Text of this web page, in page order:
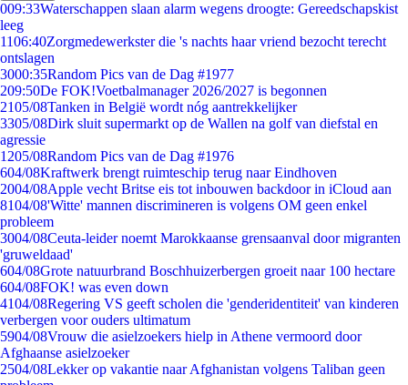
009:33Waterschappen slaan alarm wegens droogte: Gereedschapskist
leeg
1106:40Zorgmedewerkster die 's nachts haar vriend bezocht terecht
ontslagen
3000:35Random Pics van de Dag #1977
209:50De FOK!Voetbalmanager 2026/2027 is begonnen
2105/08Tanken in België wordt nóg aantrekkelijker
3305/08Dirk sluit supermarkt op de Wallen na golf van diefstal en
agressie
1205/08Random Pics van de Dag #1976
604/08Kraftwerk brengt ruimteschip terug naar Eindhoven
2004/08Apple vecht Britse eis tot inbouwen backdoor in iCloud aan
8104/08'Witte' mannen discrimineren is volgens OM geen enkel
probleem
3004/08Ceuta-leider noemt Marokkaanse grensaanval door migranten
'gruweldaad'
604/08Grote natuurbrand Boschhuizerbergen groeit naar 100 hectare
604/08FOK! was even down
4104/08Regering VS geeft scholen die 'genderidentiteit' van kinderen
verbergen voor ouders ultimatum
5904/08Vrouw die asielzoekers hielp in Athene vermoord door
Afghaanse asielzoeker
2504/08Lekker op vakantie naar Afghanistan volgens Taliban geen